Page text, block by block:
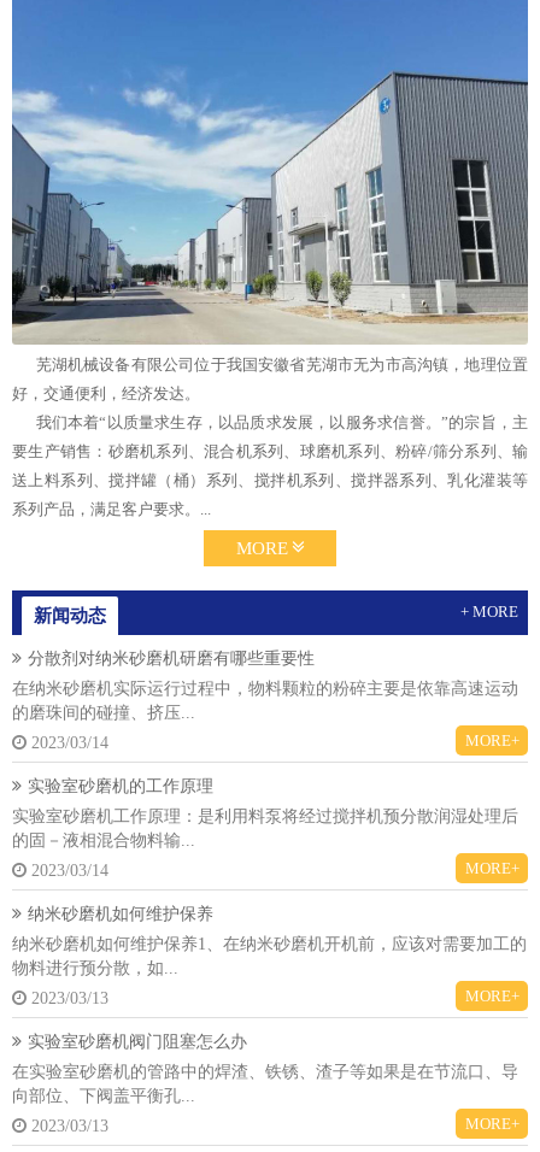
芜湖机械设备有限公司位于我国安徽省芜湖市无为市高沟镇，地理位置
好，交通便利，经济发达。
我们本着“以质量求生存，以品质求发展，以服务求信誉。”的宗旨，主
要生产销售：砂磨机系列、混合机系列、球磨机系列、粉碎/筛分系列、输
送上料系列、搅拌罐（桶）系列、搅拌机系列、搅拌器系列、乳化灌装等
系列产品，满足客户要求。...
MORE
新闻动态 + MORE
分散剂对纳米砂磨机研磨有哪些重要性
在纳米砂磨机实际运行过程中，物料颗粒的粉碎主要是依靠高速运动
的磨珠间的碰撞、挤压...
2023/03/14
MORE+
实验室砂磨机的工作原理
实验室砂磨机工作原理：是利用料泵将经过搅拌机预分散润湿处理后
的固－液相混合物料输...
2023/03/14
MORE+
纳米砂磨机如何维护保养
纳米砂磨机如何维护保养1、在纳米砂磨机开机前，应该对需要加工的
物料进行预分散，如...
2023/03/13
MORE+
实验室砂磨机阀门阻塞怎么办
在实验室砂磨机的管路中的焊渣、铁锈、渣子等如果是在节流口、导
向部位、下阀盖平衡孔...
2023/03/13
MORE+